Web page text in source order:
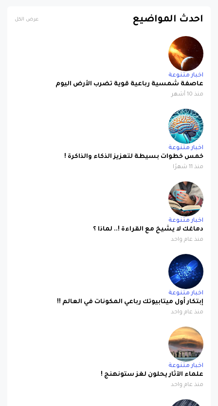
احدث المواضيع عرض الكل
اخبار متنوعة
عاصفة شمسية رباعية قوية تضرب الأرض اليوم
منذ 10 أشهر
اخبار متنوعة
خمس خطوات بسيطة لتعزيز الذكاء والذاكرة !
منذ 11 شهرًا
اخبار متنوعة
دماغك لا يشيخ مع القراءة !.. لماذا ؟
منذ عام واحد
اخبار متنوعة
إبتكار أول ميتابيوتك رباعي المكونات في العالم !!
منذ عام واحد
اخبار متنوعة
علماء الآثار يحلون لغز ستونهنج !
منذ عام واحد